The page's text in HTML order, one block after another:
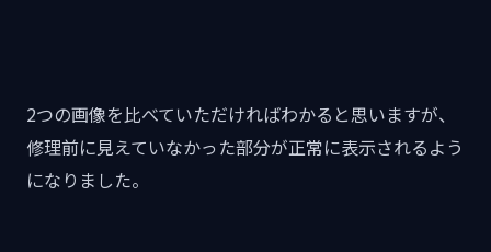
2つの画像を比べていただければわかると思いますが、
修理前に見えていなかった部分が正常に表示されるよう
になりました。